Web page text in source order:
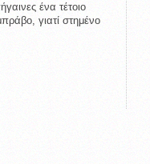
ένα τέτοιο
γιατί στημένο